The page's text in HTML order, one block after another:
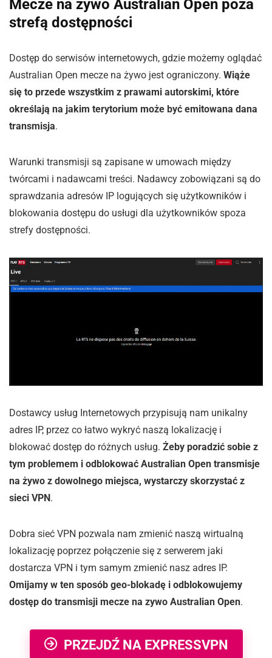
Mecze na zywo Australian Open poza
strefą dostępności
Dostęp do serwisów internetowych, gdzie możemy oglądać
Australian Open mecze na żywo jest ograniczony. Wiąże
się to przede wszystkim z prawami autorskimi, które
określają na jakim terytorium może być emitowana dana
transmisja.
Warunki transmisji są zapisane w umowach między
twórcami i nadawcami treści. Nadawcy zobowiązani są do
sprawdzania adresów IP logujących się użytkowników i
blokowania dostępu do usługi dla użytkowników spoza
strefy dostępności.
Dostawcy usług Internetowych przypisują nam unikalny
adres IP, przez co łatwo wykryć naszą lokalizację i
blokować dostęp do różnych usług. Żeby poradzić sobie z
tym problemem i odblokować Australian Open transmisje
na żywo z dowolnego miejsca, wystarczy skorzystać z
sieci VPN.
Dobra sieć VPN pozwala nam zmienić naszą wirtualną
lokalizację poprzez połączenie się z serwerem jaki
dostarcza VPN i tym samym zmienić nasz adres IP.
Omijamy w ten sposób geo-blokadę i odblokowujemy
dostęp do transmisji mecze na zywo Australian Open.
PRZEJDŹ NA EXPRESSVPN